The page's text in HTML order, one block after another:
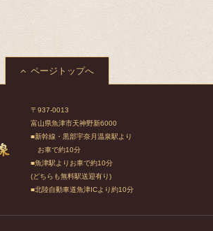
ページトップへ
〒937-0013
富山県魚津市天神野新6000
■新幹線・黒部宇奈月温泉駅より
お車で約10分
■魚津駅よりお車で約10分
(どちらも無料駅送迎有り)
■北陸自動車道魚津ICより約10分